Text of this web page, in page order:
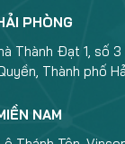
PHÒNG
Thành Đạt 1, số 3
Thành phố
NAM